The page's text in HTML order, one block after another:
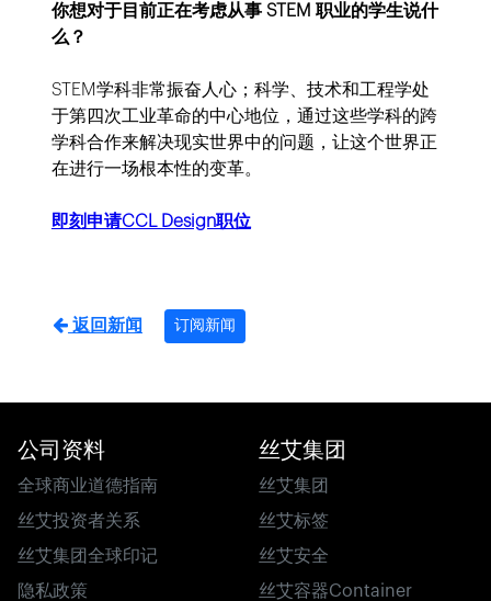
你想对于目前正在考虑从事 STEM 职业的学生说什
么？
STEM学科非常振奋人心；科学、技术和工程学处
于第四次工业革命的中心地位，通过这些学科的跨
学科合作来解决现实世界中的问题，让这个世界正
在进行一场根本性的变革。
即刻申请CCL Design职位
返回新闻 订阅新闻
公司资料
全球商业道德指南
丝艾投资者关系
丝艾集团全球印记
隐私政策
丝艾集团
丝艾集团
丝艾标签
丝艾安全
丝艾容器Container